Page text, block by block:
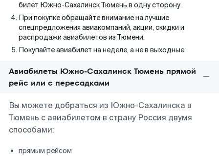
билет Южно-Сахалинск Тюмень в одну сторону.
При покупке обращайте внимание на лучшие
спецпредложения авиакомпаний, акции, скидки и
распродажи авиабилетов из Тюмени.
Покупайте авиабилет на неделе, а не в выходные.
Авиабилеты Южно-Сахалинск Тюмень прямой
рейс или с пересадками
Вы можете добраться из Южно-Сахалинска в
Тюмень с авиабилетом в страну Россия двумя
способами:
прямым рейсом